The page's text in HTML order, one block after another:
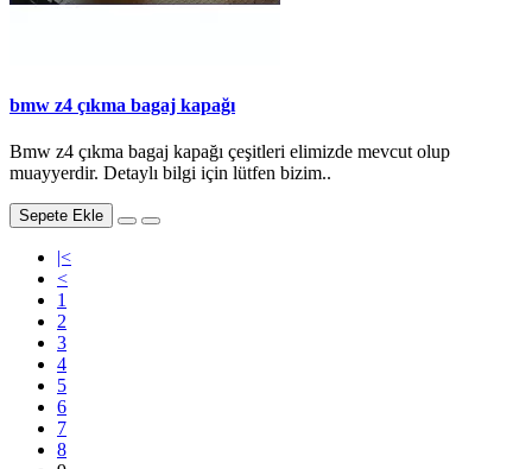
bmw z4 çıkma bagaj kapağı
Bmw z4 çıkma bagaj kapağı çeşitleri elimizde mevcut olup
muayyerdir. Detaylı bilgi için lütfen bizim..
Sepete Ekle
|<
<
1
2
3
4
5
6
7
8